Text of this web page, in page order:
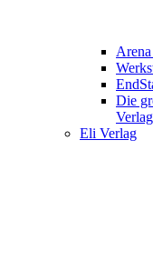
Die
Verlag
Eli Verlag